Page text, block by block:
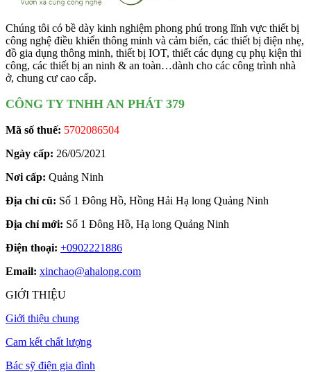
Chúng tôi có bề dày kinh nghiệm phong phú trong lĩnh vực thiết bị
công nghệ điều khiển thông minh và cảm biến, các thiết bị điện nhẹ,
đồ gia dụng thông minh, thiết bị IOT, thiết các dụng cụ phụ kiện thi
công, các thiết bị an ninh & an toàn…dành cho các công trình nhà
ở, chung cư cao cấp.
CÔNG TY TNHH AN PHÁT 379
Mã số thuế: 5702086504
Ngày cấp: 26/05/2021
Nơi cấp: Quảng Ninh
Địa chỉ cũ: Số 1 Đông Hồ, Hồng Hải Hạ long Quảng Ninh
Địa chỉ mới: Số 1 Đông Hồ, Hạ long Quảng Ninh
Điện thoại: +0902221886
Email: xinchao@ahalong.com
GIỚI THIỆU
Giới thiệu chung
Cam kết chất lượng
Bác sỹ điện gia đình